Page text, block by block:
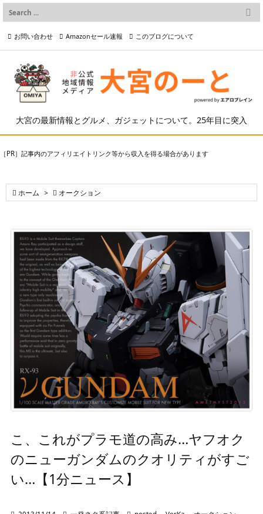
大宮の最新情報とグルメ、ガジェットについて。25年目に突入

メニュー

検索
お問い合わせ Amazonセール速報 このブログについて
プライバシーポリシー等
［PR］記事内のアフィリエイトリンク等から収入を得る場合があります
 ホーム >  オークション
こ、これがプラモ道の高み…ヤフオク
のニューガンダムのクオリティがすご
い…【1分ニュース】